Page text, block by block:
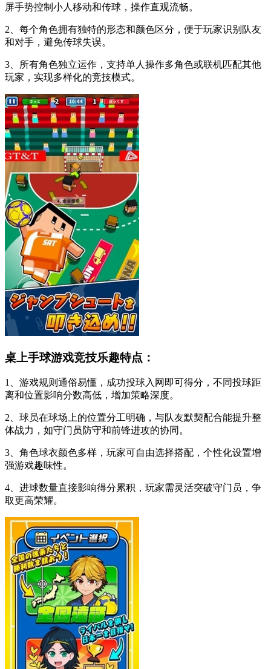
屏手势控制小人移动和传球，操作直观流畅。
2、每个角色拥有独特的形态和颜色区分，便于玩家识别队友
和对手，避免传球失误。
3、所有角色独立运作，支持单人操作多角色或联机匹配其他
玩家，实现多样化的竞技模式。
桌上手球游戏竞技乐趣特点：
1、游戏规则通俗易懂，成功投球入网即可得分，不同投球距
离和位置影响分数高低，增加策略深度。
2、球员在球场上的位置分工明确，与队友默契配合能提升整
体战力，如守门员防守和前锋进攻的协同。
3、角色球衣颜色多样，玩家可自由选择搭配，个性化设置增
强游戏趣味性。
4、进球数量直接影响得分累积，玩家需灵活突破守门员，争
取更高荣耀。